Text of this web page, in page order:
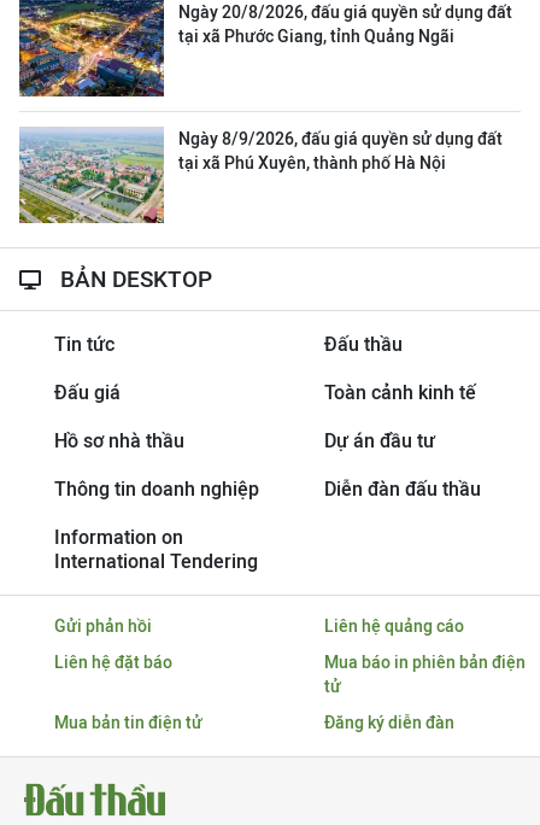
Ngày 20/8/2026, đấu giá quyền sử dụng đất
tại xã Phước Giang, tỉnh Quảng Ngãi
Ngày 8/9/2026, đấu giá quyền sử dụng đất
tại xã Phú Xuyên, thành phố Hà Nội
BẢN DESKTOP
Tin tức Đấu thầu
Đấu giá Toàn cảnh kinh tế
Hồ sơ nhà thầu Dự án đầu tư
Thông tin doanh nghiệp Diễn đàn đấu thầu
Information on
International Tendering
Gửi phản hồi
Liên hệ quảng cáo
Liên hệ đặt báo
Mua báo in phiên bản điện
tử
Mua bản tin điện tử
Đăng ký diễn đàn